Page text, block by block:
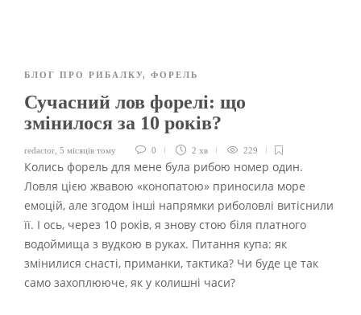
БЛОГ ПРО РИБАЛКУ, ФОРЕЛЬ
Сучасний лов форелі: що
змінилося за 10 років?
redactor 5 місяців тому 0 2 хв 229
Колись форель для мене була рибою номер один.
Ловля цією жвавою «конопатою» приносила море
емоцій, але згодом інші напрямки риболовлі витіснили
її. І ось, через 10 років, я знову стою біля платного
водоймища з вудкою в руках. Питання купа: як
змінилися снасті, приманки, тактика? Чи буде це так
само захоплююче, як у колишні часи?